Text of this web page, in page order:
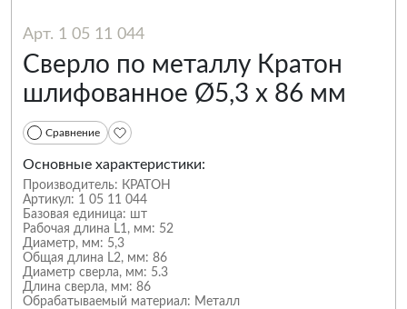
Арт. 1 05 11 044
Сверло по металлу Кратон
шлифованное Ø5,3 х 86 мм
Сравнение
Основные характеристики:
Производитель: КРАТОН
Артикул: 1 05 11 044
Базовая единица: шт
Рабочая длина L1, мм: 52
Диаметр, мм: 5,3
Общая длина L2, мм: 86
Диаметр сверла, мм: 5.3
Длина сверла, мм: 86
Обрабатываемый материал: Металл